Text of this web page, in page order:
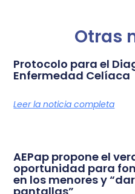
Otras
Protocolo para el
Enfermedad Celíaca
Leer la noticia completa
AEPap propone el
oportunidad para
en los menores y